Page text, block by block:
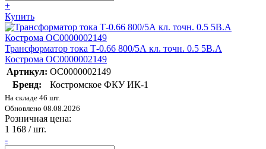
+
Купить
Трансформатор тока Т-0.66 800/5А кл. точн. 0.5 5В.А
Кострома ОС0000002149
Артикул: ОС0000002149
Бренд:
Костромское ФКУ ИК-1
На складе 46 шт.
Обновлено 08.08.2026
Розничная цена:
1 168 / шт.
-